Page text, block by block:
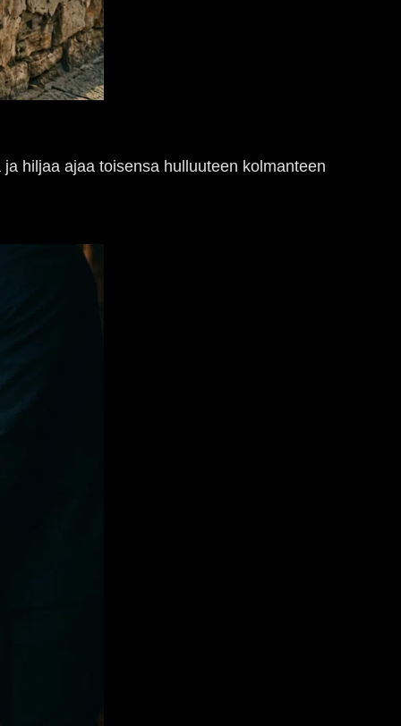
hiljaa ajaa toisensa hulluuteen kolmanteen